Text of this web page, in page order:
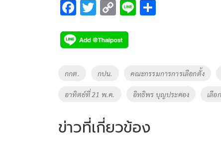
F
e
b
o
o
k
T
tt
er
C
p
y
Li
Tags
กกต. กปน. คณะกรรมการการเลือกตั้ง
อาทิตย์ที่ 21 พ.ค. อิทธิพร บุญประคอง เลือ
ข่าวที่เกี่ยวข้อง